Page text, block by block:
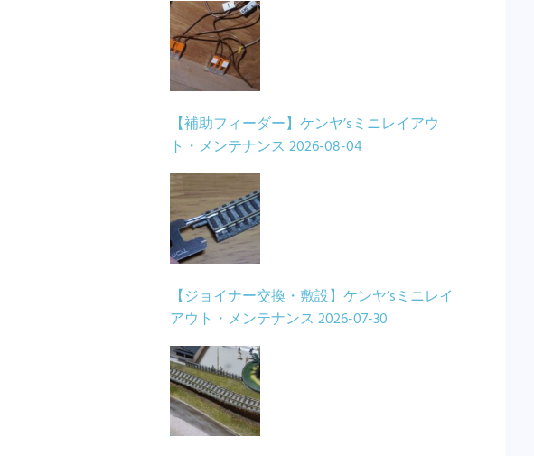
【補助フィーダー】ケンヤ’sミニレイアウ
ト・メンテナンス 2026-08-04
【ジョイナー交換・敷設】ケンヤ’sミニレイ
アウト・メンテナンス 2026-07-30